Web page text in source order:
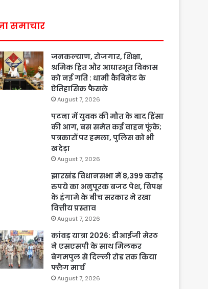
समाचार
जनकल्याण, रोजगार, शिक्षा,
श्रमिक हित और आधारभूत विकास
को नई गति : धामी कैबिनेट के
ऐतिहासिक फैसले
August 7, 2026
पटना में युवक की मौत के बाद हिंसा
की आग, बस समेत कई वाहन फूंके;
पत्रकारों पर हमला, पुलिस को भी
खदेड़ा
August 7, 2026
झारखंड विधानसभा में 8,399 करोड़
रुपये का अनुपूरक बजट पेश, विपक्ष
के हंगामे के बीच सरकार ने रखा
वित्तीय प्रस्ताव
August 7, 2026
कांवड़ यात्रा 2026: डीआईजी मेरठ
ने एसएसपी के साथ मिलकर
बेगमपुल से दिल्ली रोड तक किया
फ्लैग मार्च
August 7, 2026